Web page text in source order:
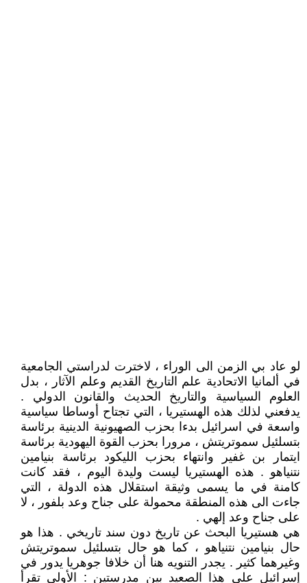
لو عاد بي الزمن الى الوراء ، لاخترت لدراستي الجامعية
في ألمانيا الاتحادية علم التاريخ القديم وعلم الآثار ، بدل
العلوم السياسية والتاريخ الحديث والقانون الدولي .
يدفعني لذلك هذه الهستيريا ، التي تجتاح أوساطا سياسية
واسعة في اسرائيل بدءا بحزب الصهيونية الدينية برئاسة
بتسلئيل سموتريتش ، مرورا بحزب القوة اليهودية برئاسة
ايتمار بن غفير وانتهاء بحزب الليكود برئاسة بنيامين
نتنياهو . هذه الهستيريا ليست وليدة اليوم ، فقد كانت
كامنة في ما يسمى وثيقة استقلال هذه الدولة ، التي
جاءت الى هذه المنطقة محمولة على جناح وعد بلفور ، لا
على جناح وعد إلهي .
هي هستيريا البحث عن تاريخ دون سند تاريخي . هذا هو
حال بنيامين نتنياهو ، كما هو حال بتسلئيل سموتريتش
وغيرهما كثير . يجدر التنويه هنا أن خلافا جوهريا يدور في
إسرائيل على هذا الصعيد بين مدرستين : الأولى تقرأ